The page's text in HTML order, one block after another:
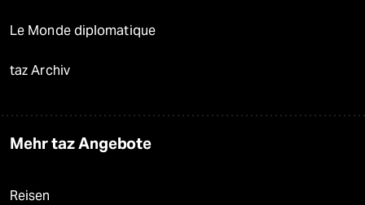
Le Monde diplomatique
taz Archiv
Mehr taz Angebote
Reisen